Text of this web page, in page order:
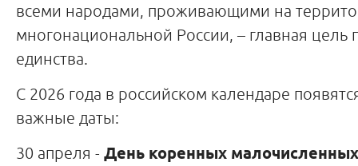
всеми народами, проживающими на
многонациональной России, – главная цель
единства.
С 2026 года в российском календаре
важные даты:
30 апреля - День коренных